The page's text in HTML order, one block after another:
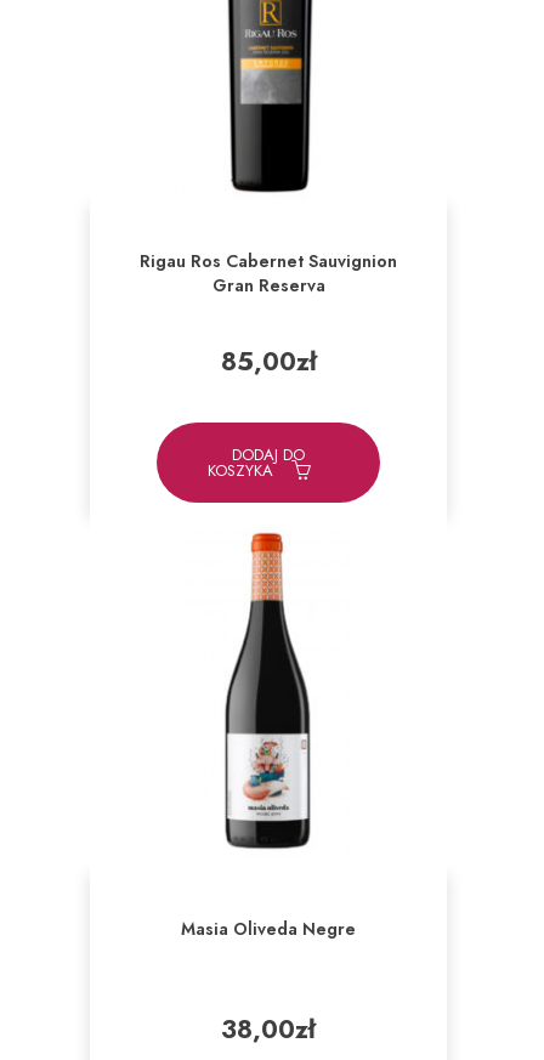
Rigau Ros Cabernet Sauvignion
Gran Reserva
85,00zł
DODAJ DO
KOSZYKA
Masia Oliveda Negre
38,00zł